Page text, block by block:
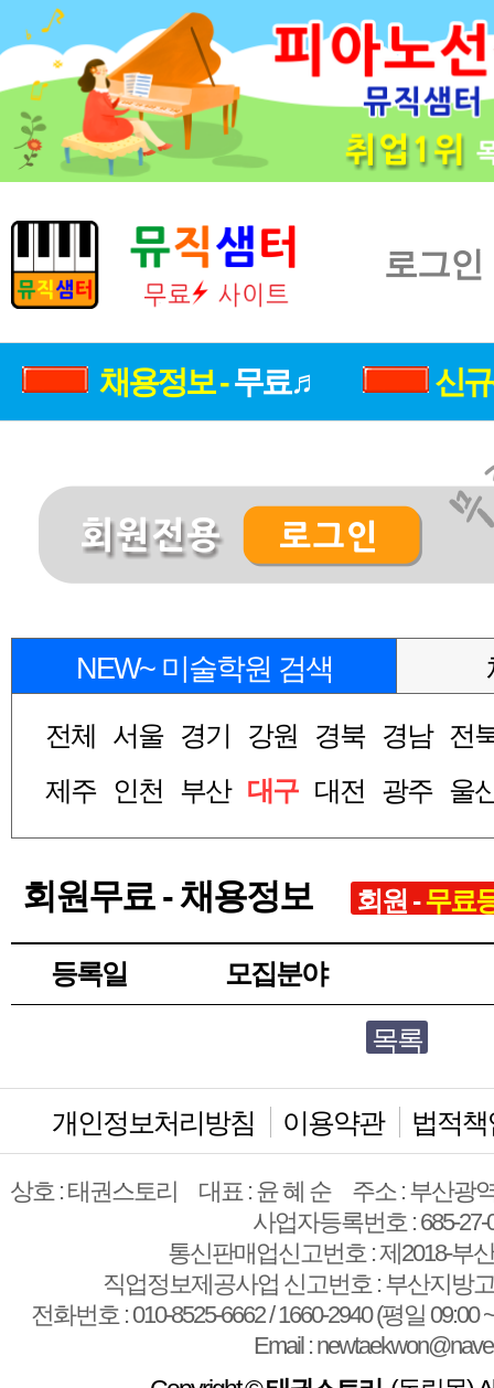
로그인
채용정보 -무료♬ 신
NEW~ 미술학원 검색
전체 서울 경기 강원 경북 경남 전
제주
인천 부산 대구 대전 광주 울
회원무료 - 채용정보 회원 -무료
등록일 모집분야
목록
개인정보처리방침 이용약관 법적
상호 : 태권스토리 대표 : 윤 혜 순
주소 : 부산광
사업자등록번호 : 685-27-
통신판매업신고번호 : 제2018-부
직업정보제공사업 신고번호 : 부산지방
전화번호 : 010-8525-6662 / 1660-2940 (평일 09:00
Email :